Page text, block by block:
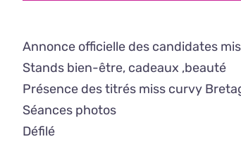
Annonce officielle des candidates
Stands bien-être, cadeaux ,beauté
Présence des titrés miss curvy
Séances photos
Défilé